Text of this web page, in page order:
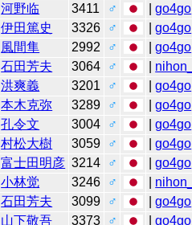
河野临 3411 ♂ |go4go
伊田篤史 3326 ♂ |go4go
風間隼 2992 ♂ |go4go
石田芳夫 3064 ♂
洪爽義 3201 ♂ |go4go
本木克弥 3289 ♂ |go4go
孔令文 3004 ♂ |go4go
村松大樹 3059 ♂ |go4go
富士田明彦 3214 ♂ |go4go
小林觉 3246 ♂
石田芳夫 3099 ♂ |go4go
山下敬吾 3373 ♂ |go4go